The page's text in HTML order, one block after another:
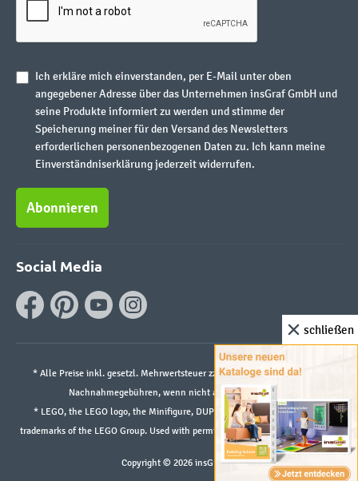
Ich erkläre mich einverstanden, per E-Mail unter oben
angegebener Adresse über das Unternehmen insGraf GmbH und
seine Produkte informiert zu werden und stimme der
Speicherung meiner für den Versand des Newsletters
erforderlichen personenbezogenen Daten zu. Ich kann meine
Einverständniserklärung jederzeit widerrufen.
Abonnieren
Social Media
* Alle Preise inkl. gesetzl. Mehrwertsteuer zzgl.Versandkostenund ggf.
Nachnahmegebühren, wenn nicht anders angegeben.
* LEGO, the LEGO logo, the Minifigure, DUPLO, and the SPIKE logo are
trademarks of the LEGO Group. Used with permission. ©2026 The LEGO Group
Copyright © 2026 insGraf.de
schließen